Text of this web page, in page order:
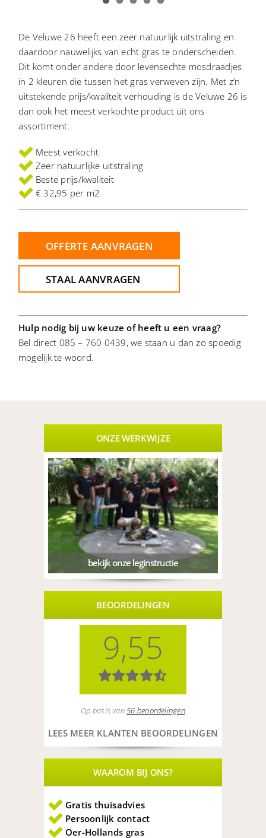
ONZE WERKWIJZE
bekijk onze leginstructie
BEOORDELINGEN
9,55
Op basis van56 beoordelingen
LEES MEER KLANTEN BEOORDELINGEN
WAAROM BIJ ONS?
Gratis thuisadvies
Persoonlijk contact
Oer-Hollands gras
De Veluwe 26 heeft een zeer natuurlijk uitstraling en
daardoor nauwelijks van echt gras te onderscheiden.
Dit komt onder andere door levensechte mosdraadjes
in 2 kleuren die tussen het gras verweven zijn. Met z’n
uitstekende prijs/kwaliteit verhouding is de Veluwe 26 is
dan ook het meest verkochte product uit ons
assortiment.
Meest verkocht
Zeer natuurlijke uitstraling
Beste prijs/kwaliteit
€ 32,95 per m2
OFFERTE AANVRAGEN
STAAL AANVRAGEN
Hulp nodig bij uw keuze of heeft u een vraag?
Bel direct 085 – 760 0439, we staan u dan zo spoedig
mogelijk te woord.